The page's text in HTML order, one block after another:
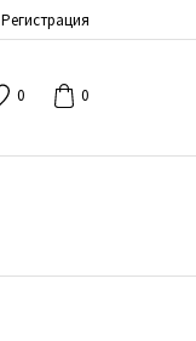
Регистрация
0 0